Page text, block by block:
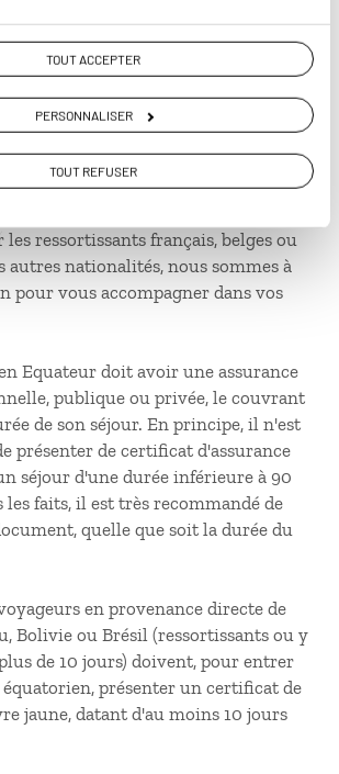
TOUT ACCEPTER
PERSONNALISER
TOUT REFUSER
d’être étendue à d’autres
conseillons de charger vos
avant le vol quelle que soit
les ressortissants français, belges ou
autres nationalités, nous sommes à
pour vous accompagner dans vos
Equateur doit avoir une assurance
publique ou privée, le couvrant
de son séjour. En principe, il n'est
présenter de certificat d'assurance
séjour d'une durée inférieure à 90
les faits, il est très recommandé de
quelle que soit la durée du
en provenance directe de
Bolivie ou Brésil (ressortissants ou y
de 10 jours) doivent, pour entrer
présenter un certificat de
jaune, datant d'au moins 10 jours